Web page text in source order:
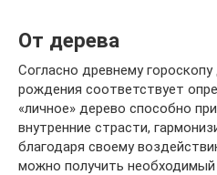
От дерева
Согласно древнему
рождения соответствует
«личное» дерево способно
внутренние страсти,
благодаря своему
можно получить необходимый